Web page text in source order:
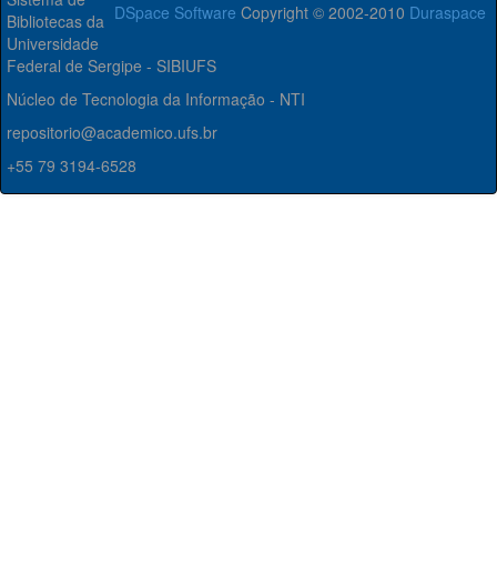
DSpace Software Copyright © 2002-2010 Duraspace
Bibliotecas da
Universidade
Federal de Sergipe - SIBIUFS
Núcleo de Tecnologia da Informação - NTI
repositorio@academico.ufs.br
+55 79 3194-6528